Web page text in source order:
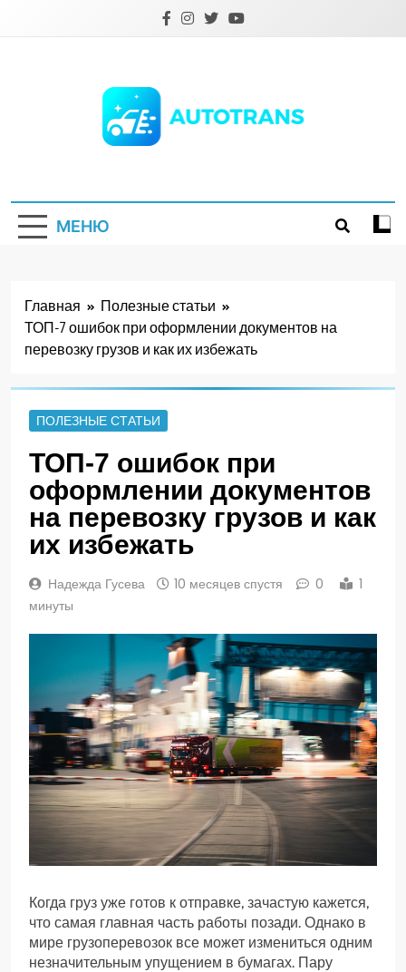
МЕНЮ
Главная
Полезные статьи
ТОП-7 ошибок при оформлении документов на
перевозку грузов и как их избежать
ПОЛЕЗНЫЕ СТАТЬИ
ТОП-7 ошибок при
оформлении документов
на перевозку грузов и как
их избежать
Надежда Гусева 10 месяцев спустя 0
1
минуты
Когда груз уже готов к отправке, зачастую кажется,
что самая главная часть работы позади. Однако в
мире грузоперевозок все может измениться одним
незначительным упущением в бумагах. Пару